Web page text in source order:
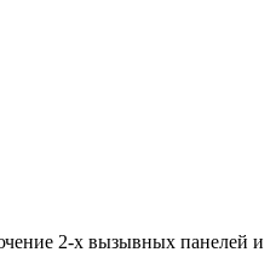
2-х вызывных панелей и